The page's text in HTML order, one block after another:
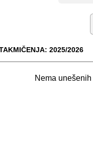
2025/2026
Nema